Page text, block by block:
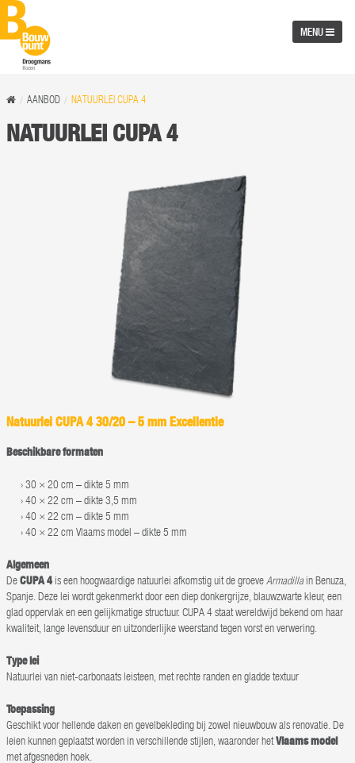
MENU
AANBOD NATUURLEI CUPA 4
NATUURLEI CUPA 4
Natuurlei CUPA 4 30/20 – 5 mm Excellentie
Beschikbare formaten
30 × 20 cm – dikte 5 mm
40 × 22 cm – dikte 3,5 mm
40 × 22 cm – dikte 5 mm
40 × 22 cm Vlaams model – dikte 5 mm
Algemeen
DeCUPA 4 is een hoogwaardige natuurlei afkomstig uit de groeveArmadillain Benuza,
Spanje. Deze lei wordt gekenmerkt door een diep donkergrijze, blauwzwarte kleur, een
glad oppervlak en een gelijkmatige structuur. CUPA 4 staat wereldwijd bekend om haar
kwaliteit, lange levensduur en uitzonderlijke weerstand tegen vorst en verwering.
Type lei
Natuurlei van niet-carbonaats leisteen, met rechte randen en gladde textuur
Toepassing
Geschikt voor hellende daken en gevelbekleding bij zowel nieuwbouw als renovatie. De
leien kunnen geplaatst worden in verschillende stijlen, waaronder hetVlaams model
met afgesneden hoek.